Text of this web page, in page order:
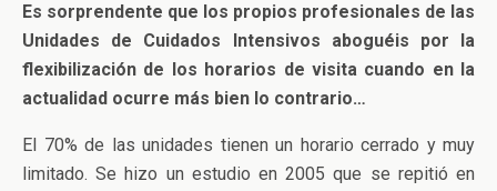
Es sorprendente que los propios profesionales de las
Unidades de Cuidados Intensivos aboguéis por la
flexibilización de los horarios de visita cuando en la
actualidad ocurre más bien lo contrario…
El 70% de las unidades tienen un horario cerrado y muy
limitado. Se hizo un estudio en 2005 que se repitió en